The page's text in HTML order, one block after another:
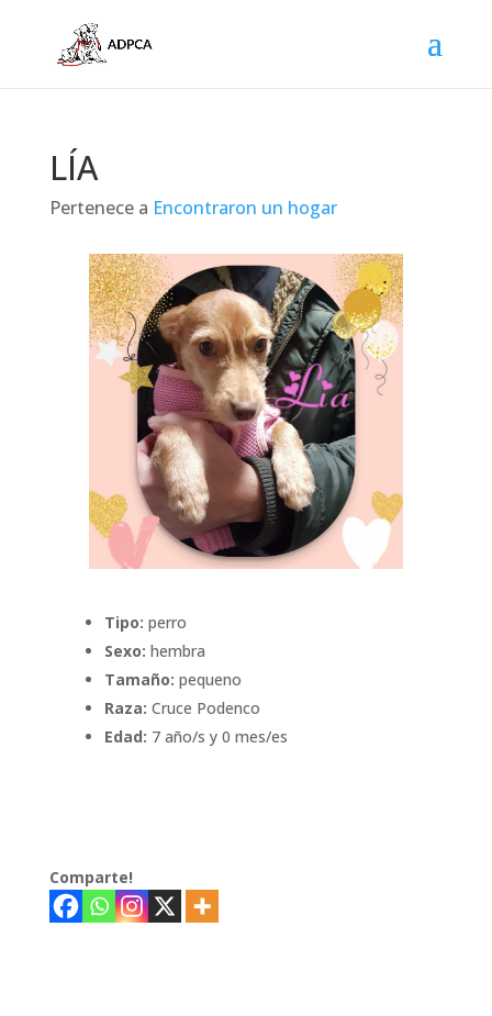
LÍA
Pertenece a Encontraron un hogar
Tipo: perro
Sexo: hembra
Tamaño: pequeno
Raza: Cruce Podenco
Edad: 7 año/s y 0 mes/es
Comparte!